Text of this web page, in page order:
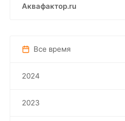
Аквафактор.ru
Все время
2024
2023